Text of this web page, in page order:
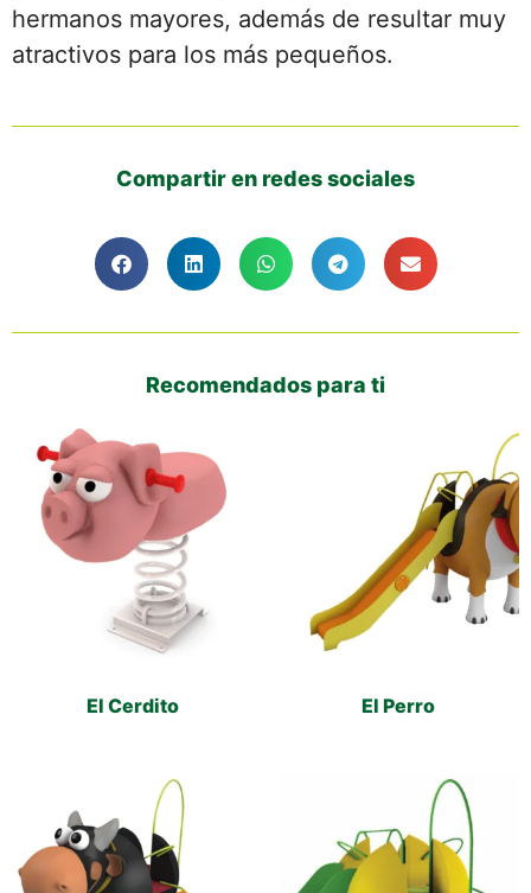
hermanos mayores, además de resultar muy
atractivos para los más pequeños.
Compartir en redes sociales
Recomendados para ti
El Cerdito El Perro